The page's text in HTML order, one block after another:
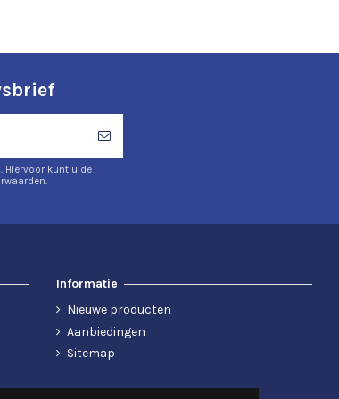
Hiervoor kunt u de
Informatie
Nieuwe producten
Aanbiedingen
Sitemap